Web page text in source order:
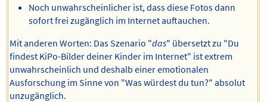
Noch unwahrscheinlicher ist, dass diese Fotos dann
sofort frei zugänglich im Internet auftauchen.
Mit anderen Worten: Das Szenario "das" übersetzt zu "Du
findest KiPo-Bilder deiner Kinder im Internet" ist extrem
unwahrscheinlich und deshalb einer emotionalen
Ausforschung im Sinne von "Was würdest du tun?" absolut
unzugänglich.